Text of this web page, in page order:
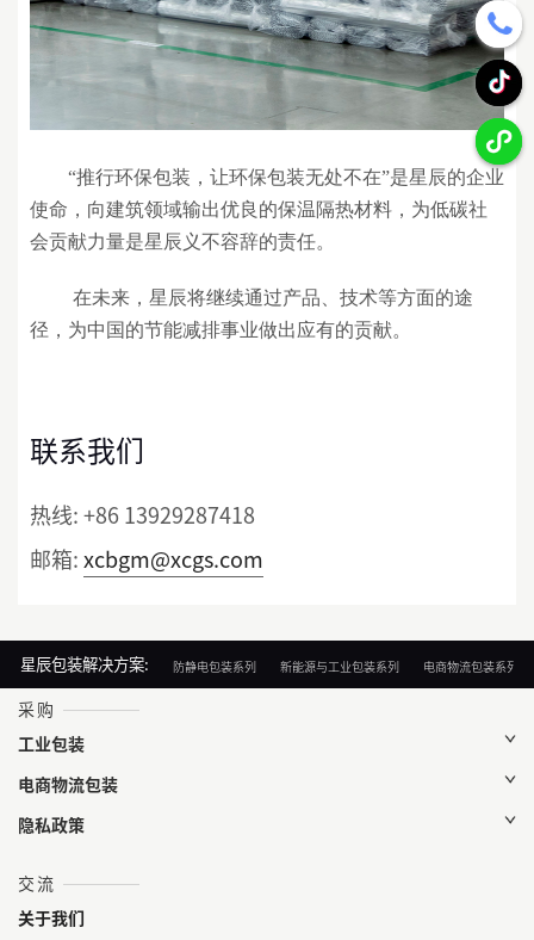
“推行环保包装，让环保包装无处不在”是星辰的企业
使命，向建筑领域输出优良的保温隔热材料，为低碳社
会贡献力量是星辰 义不容辞的责任。
在未来， 星辰将继续通过产品、技术等方面的途
径，为中国的节能减排事业做出应有的贡献。
联系我们
热线:+86 13929287418
邮箱:xcbgm@xcgs.com
星辰包装解决方案: 防静电包装系列 新能源与工业包装系列 电商物流包装系列
采购
工业包装
电商物流包装
隐私政策
交流
关于我们